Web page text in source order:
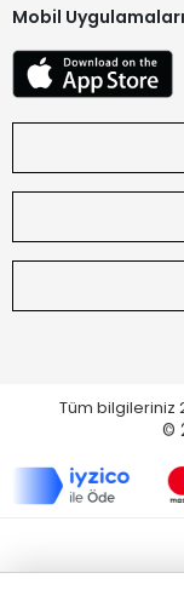
Mobil
Tüm bilgileriniz
©